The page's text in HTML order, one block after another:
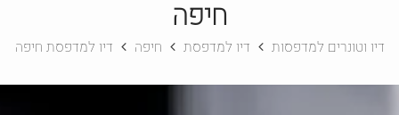
חיפה
דיו וטונרים למדפסות דיו למדפסת חיפה דיו למדפסת חיפה